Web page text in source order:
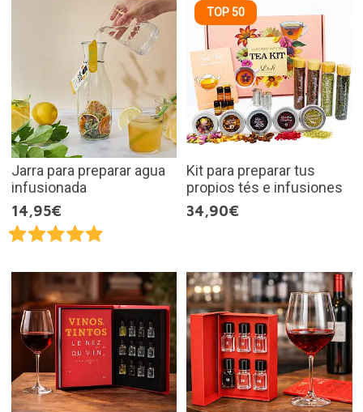
Jarra para preparar agua
infusionada
14,95€
TOP 50
Kit para preparar tus
propios tés e infusiones
34,90€